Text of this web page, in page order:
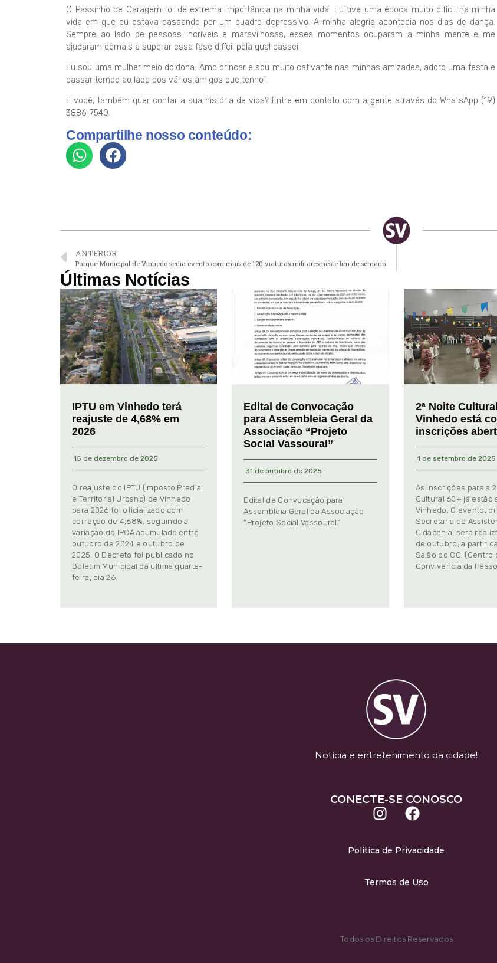
O Passinho de Garagem foi de extrema importância na minha vida. Eu tive uma época muito difícil na minha
vida em que eu estava passando por um quadro depressivo. A minha alegria acontecia nos dias de dança.
Sempre ao lado de pessoas incríveis e maravilhosas, esses momentos ocuparam a minha mente e me
ajudaram demais a superar essa fase difícil pela qual passei.
Eu sou uma mulher meio doidona. Amo brincar e sou muito cativante nas minhas amizades, adoro uma festa e
passar tempo ao lado dos vários amigos que tenho”.
E você, também quer contar a sua história de vida? Entre em contato com a gente através do WhatsApp (19)
3886-7540.
Compartilhe nosso conteúdo:
ANTERIOR
Parque Municipal de Vinhedo sedia evento com mais de 120 viaturas militares neste fim de semana
Últimas Notícias
IPTU em Vinhedo terá
reajuste de 4,68% em
2026
15 de dezembro de 2025
O reajuste do IPTU (Imposto Predial
e Territorial Urbano) de Vinhedo
para 2026 foi oficializado com
correção de 4,68%, seguindo a
variação do IPCA acumulada entre
outubro de 2024 e outubro de
2025. O Decreto foi publicado no
Boletim Municipal da última quarta-
feira, dia 26.
Edital de Convocação
para Assembleia Geral da
Associação “Projeto
Social Vassoural”
31 de outubro de 2025
Edital de Convocação para
Assembleia Geral da Associação
“Projeto Social Vassoural”
2ª Noite
Vinhedo está
inscrições
1 de setembro de 2025
As inscrições para a
Cultural 60+ já estão
Vinhedo. O evento,
Secretaria de
Cidadania, será
de outubro, a partir
Salão do CCI (Centro
Convivência da
Notícia e entretenimento da cidade!
CONECTE-SE CONOSCO
Política de Privacidade
Termos de Uso
Todos os Direitos Reservados